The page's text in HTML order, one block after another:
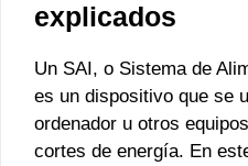
explicados
Un SAI, o Sistema de
es un dispositivo que se
ordenador u otros
cortes de energía. En